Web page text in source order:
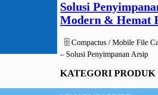
Solusi
Modern & Hemat
🗄️ Compactus / Mobile File
– Solusi Penyimpanan Arsip
KATEGORI PRODUK